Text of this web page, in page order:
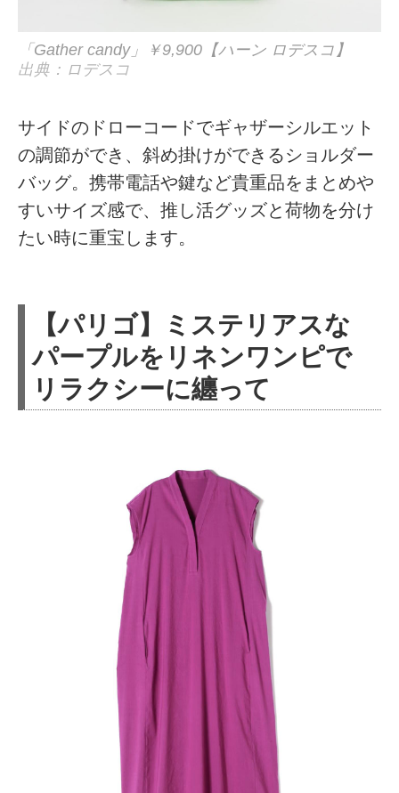
「Gather candy」￥9,900【ハーン ロデスコ】
出典：ロデスコ
サイドのドローコードでギャザーシルエット
の調節ができ、斜め掛けができるショルダー
バッグ。携帯電話や鍵など貴重品をまとめや
すいサイズ感で、推し活グッズと荷物を分け
たい時に重宝します。
【パリゴ】ミステリアスな
パープルをリネンワンピで
リラクシーに纏って